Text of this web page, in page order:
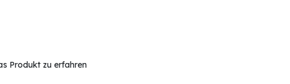
Produkt zu erfahren